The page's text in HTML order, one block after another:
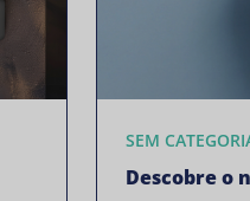
SEM
Descobre o